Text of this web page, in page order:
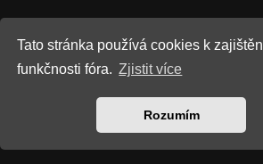
Tato stránka používá cookies k
funkčnosti fóra. Zjistit více
Rozumím